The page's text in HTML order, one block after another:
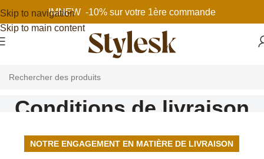
Skip to navigation
Skip to main content
IMNEW -10% sur votre 1ère commande
Conditions de livraison
NOTRE ENGAGEMENT EN MATIÈRE DE LIVRAISON